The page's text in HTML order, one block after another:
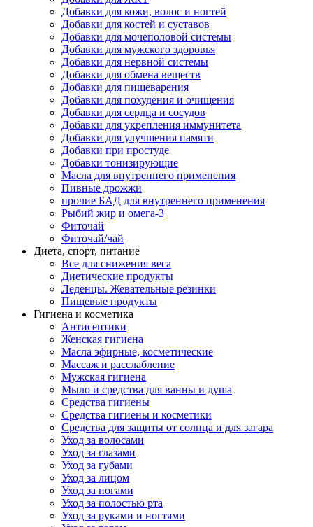
Добавки для кожи, волос и ногтей
Добавки для костей и суставов
Добавки для мочеполовой системы
Добавки для мужского здоровья
Добавки для нервной системы
Добавки для обмена веществ
Добавки для пищеварения
Добавки для похудения и очищения
Добавки для сердца и сосудов
Добавки для укрепления иммунитета
Добавки для улучшения памяти
Добавки при простуде
Добавки тонизирующие
Масла для внутреннего применения
Пивные дрожжи
прочие БАД для внутреннего применения
Рыбий жир и омега-3
Фиточай
Фиточай/чай
Диета, спорт, питание
Все для снижения веса
Диетические продукты
Леденцы. Жевательные резинки
Пищевые продукты
Гигиена и косметика
Антисептики
Женская гигиена
Масла эфирные, косметические
Массаж и расслабление
Мужская гигиена
Мыло и средства для ванны и душа
Средства гигиены
Средства гигиены и косметики
Средства для защиты от солнца и для загара
Уход за волосами
Уход за глазами
Уход за губами
Уход за лицом
Уход за ногами
Уход за полостью рта
Уход за руками и ногтями